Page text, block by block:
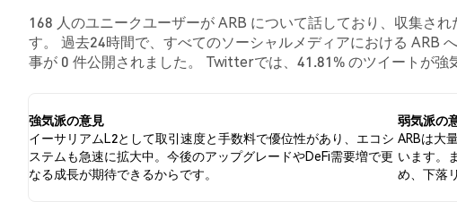
168 人のユニークユーザーが ARB について話しており、収集さ
す。 過去24時間で、すべてのソーシャルメディアにおける ARB
事が 0 件公開されました。 Twitterでは、41.81% のツイートが
強気派の意見
イーサリアムL2として取引速度と手数料で優位性があり、エコシ
ステムも急速に拡大中。今後のアップグレードやDeFi需要増で更
なる成長が期待できるからです。
弱気派の
ARBは大
います。
め、下落